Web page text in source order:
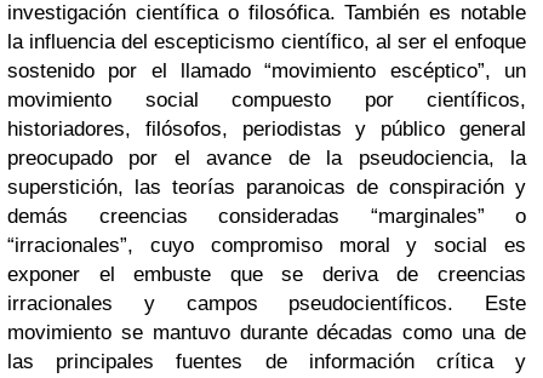
investigación científica o filosófica. También es notable
la influencia del escepticismo científico, al ser el enfoque
sostenido por el llamado “movimiento escéptico”, un
movimiento social compuesto por científicos,
historiadores, filósofos, periodistas y público general
preocupado por el avance de la pseudociencia, la
superstición, las teorías paranoicas de conspiración y
demás creencias consideradas “marginales” o
“irracionales”, cuyo compromiso moral y social es
exponer el embuste que se deriva de creencias
irracionales y campos pseudocientíficos. Este
movimiento se mantuvo durante décadas como una de
las principales fuentes de información crítica y